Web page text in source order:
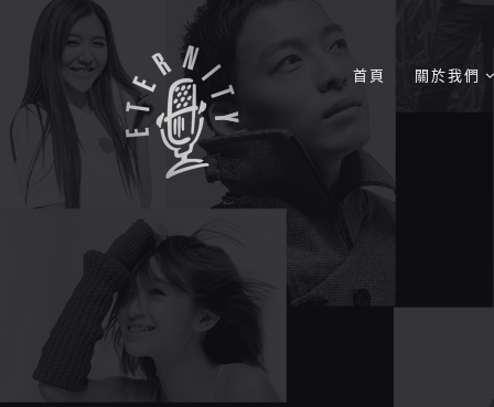
首頁 關於我們